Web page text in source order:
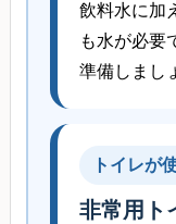
飲料水に加
も水が必要
準備しまし
トイレが
非常用ト